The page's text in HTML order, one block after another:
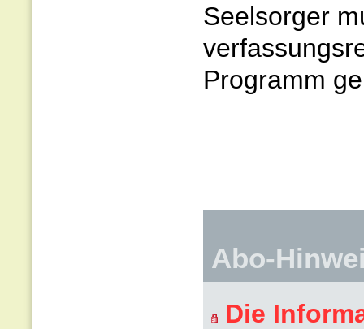
Seelsorger
Programm
Abo-
Die